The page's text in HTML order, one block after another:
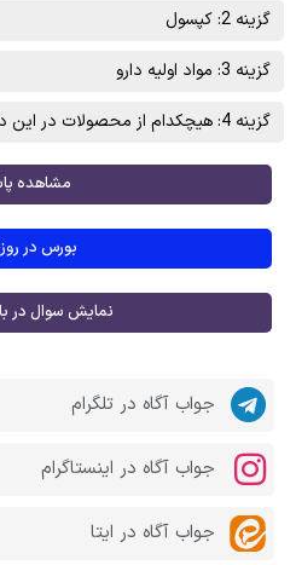
گزینه 2: کپسول
گزینه 3: مواد اوليه دارو
گزینه 4: هیچکدام از محصولات در این دوره فروش صادراتی نداشته است.
مشاهده
بورس در
نمایش سوال در
جواب آگاه در تلگرام
جواب آگاه در اینستاگرام
جواب آگاه در ایتا